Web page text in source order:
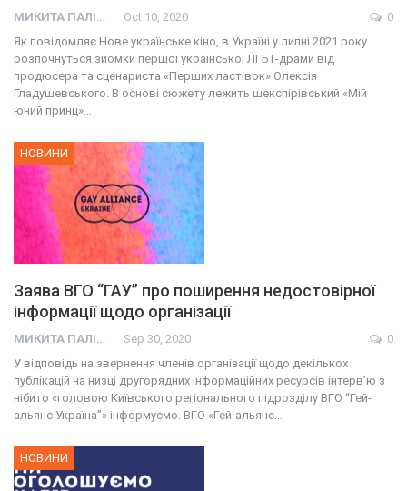
МИКИТА ПАЛІЙ Oct 10, 2020
0
Як повідомляє Нове українське кіно, в Україні у липні 2021 року
розпочнуться зйомки першої української ЛГБТ-драми від
продюсера та сценариста «Перших ластівок» Олексія
Гладушевського. В основі сюжету лежить шекспірівський «Мій
юний принц»…
НОВИНИ
Заява ВГО “ГАУ” про поширення недостовірної
інформації щодо організації
МИКИТА ПАЛІЙ Sep 30, 2020
0
У відповідь на звернення членів організації щодо декількох
публікацій на низці другорядних інформаційних ресурсів інтерв’ю з
нібито «головою Київського регіонального підрозділу ВГО “Гей-
альянс Україна”» інформуємо. ВГО «Гей-альянс…
НОВИНИ